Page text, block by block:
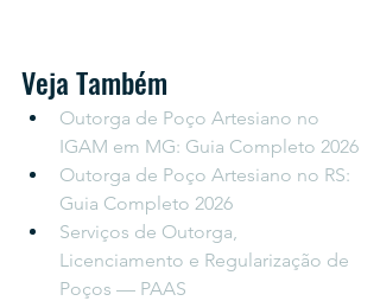
Veja Também
Outorga de Poço Artesiano no
IGAM em MG: Guia Completo 2026
Outorga de Poço Artesiano no RS:
Guia Completo 2026
Serviços de Outorga,
Licenciamento e Regularização de
Poços — PAAS